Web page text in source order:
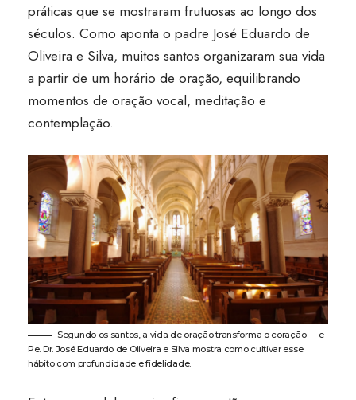
práticas que se mostraram frutuosas ao longo dos
séculos. Como aponta o padre José Eduardo de
Oliveira e Silva, muitos santos organizaram sua vida
a partir de um horário de oração, equilibrando
momentos de oração vocal, meditação e
contemplação.
Segundo os santos, a vida de oração transforma o coração — e
Pe. Dr. José Eduardo de Oliveira e Silva mostra como cultivar esse
hábito com profundidade e fidelidade.